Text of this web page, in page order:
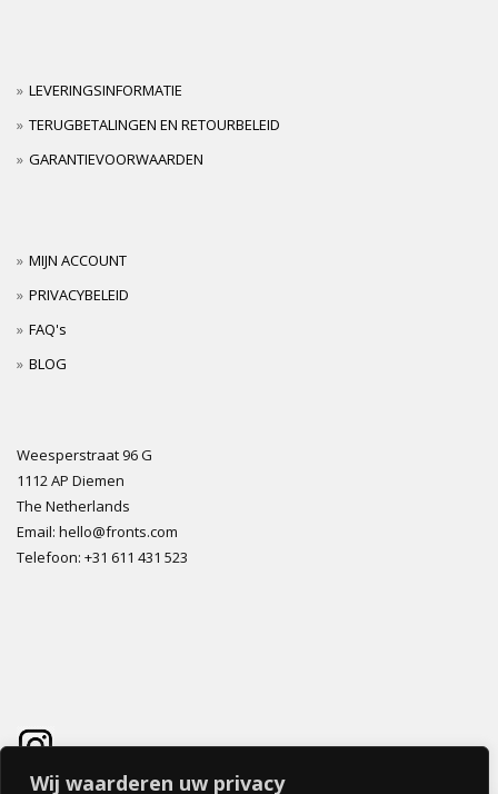
Wij waarderen uw privacy
LEVERINGSINFORMATIE
TERUGBETALINGEN EN RETOURBELEID
GARANTIEVOORWAARDEN
MIJN ACCOUNT
PRIVACYBELEID
FAQ's
BLOG
Weesperstraat 96 G
1112 AP Diemen
The Netherlands
Email: hello@fronts.com
Telefoon: +31 611 431 523